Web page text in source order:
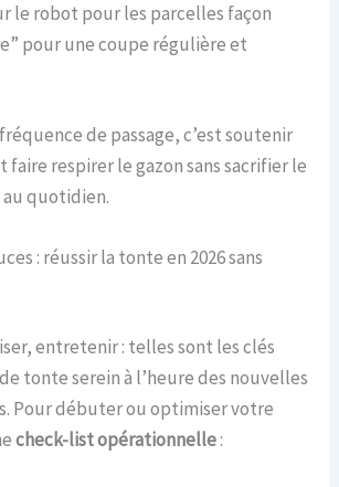
le robot pour les parcelles façon
pour une coupe régulière et
de passage, c’est soutenir
respirer le gazon sans sacrifier le
quotidien.
: réussir la tonte en 2026 sans
entretenir : telles sont les clés
tonte serein à l’heure des nouvelles
Pour débuter ou optimiser votre
check-list opérationnelle: